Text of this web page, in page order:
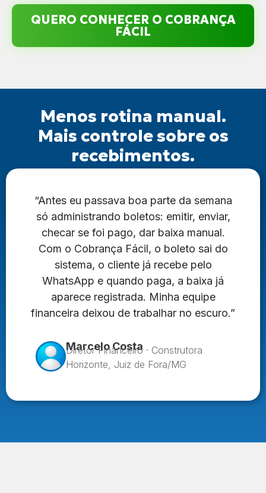
QUERO CONHECER O COBRANÇA
FÁCIL
Menos rotina manual.
Mais controle sobre os
recebimentos.
“Antes eu passava boa parte da semana
só administrando boletos: emitir, enviar,
checar se foi pago, dar baixa manual.
Com o Cobrança Fácil, o boleto sai do
sistema, o cliente já recebe pelo
WhatsApp e quando paga, a baixa já
aparece registrada. Minha equipe
financeira deixou de trabalhar no escuro.”
Marcelo Costa
Diretor Financeiro · Construtora
Horizonte, Juiz de Fora/MG